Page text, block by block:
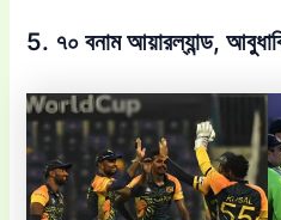
5. ৭০ বনাম আয়ারল্যান্ড,